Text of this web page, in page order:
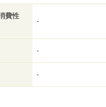
要／保証人不要／単身者相
ーリング／２沿線利用可／
／アイランドキッチン／３
所にドア／ＩＴ重説 対応
巡回管理／フレスポ鳥栖（
４８ｍ／サンリブ鳥栖（ス
費性
-
-
-